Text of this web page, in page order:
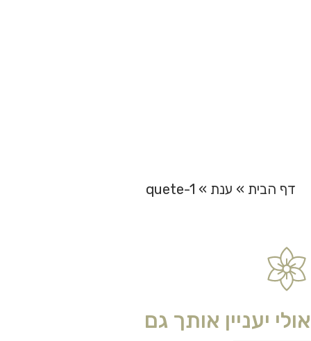
דף הבית » ענת »
quete-1
אולי יעניין אותך גם